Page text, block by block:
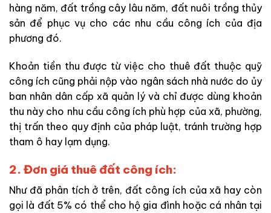
hàng năm, đất trồng cây lâu năm, đất nuôi trồng thủy
sản để phục vụ cho các nhu cầu công ích của địa
phương đó.
Khoản tiền thu được từ việc cho thuê đất thuộc quỹ
công ích cũng phải nộp vào ngân sách nhà nước do ủy
ban nhân dân cấp xã quản lý và chỉ được dùng khoản
thu này cho nhu cầu công ích phù hợp của xã, phường,
thị trấn theo quy định của pháp luật, tránh trường hợp
tham ô hay lạm dụng.
2. Đơn giá thuê đất công ích:
Như đã phân tích ở trên, đất công ích của xã hay còn
gọi là đất 5% có thể cho hộ gia đình hoặc cá nhân tại